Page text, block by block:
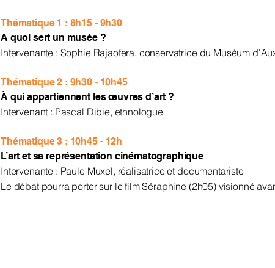
Thématique 1 : 8h15 - 9h30
A quoi sert un musée ?
Intervenante : Sophie Rajaofera, conservatrice du Muséum
Thématique 2 : 9h30 - 10h45
À qui appartiennent les œuvres d’art ?
Intervenant : Pascal Dibie, ethnologue
Thématique 3 : 10h45 - 12h
L’art et sa représentation cinématographique
Intervenante : Paule Muxel, réalisatrice et documentariste
Le débat pourra porter sur le film Séraphine (2h05) visionné